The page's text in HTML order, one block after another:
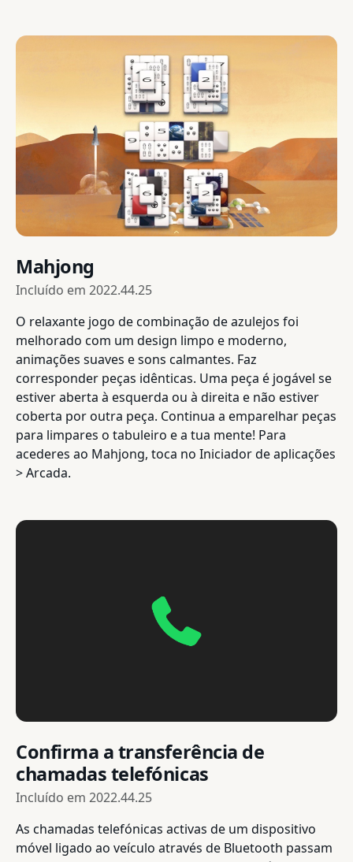
Mahjong
Incluído em 2022.44.25
O relaxante jogo de combinação de azulejos foi
melhorado com um design limpo e moderno,
animações suaves e sons calmantes. Faz
corresponder peças idênticas. Uma peça é jogável se
estiver aberta à esquerda ou à direita e não estiver
coberta por outra peça. Continua a emparelhar peças
para limpares o tabuleiro e a tua mente! Para
acederes ao Mahjong, toca no Iniciador de aplicações
> Arcada.
Confirma a transferência de
chamadas telefónicas
Incluído em 2022.44.25
As chamadas telefónicas activas de um dispositivo
móvel ligado ao veículo através de Bluetooth passam